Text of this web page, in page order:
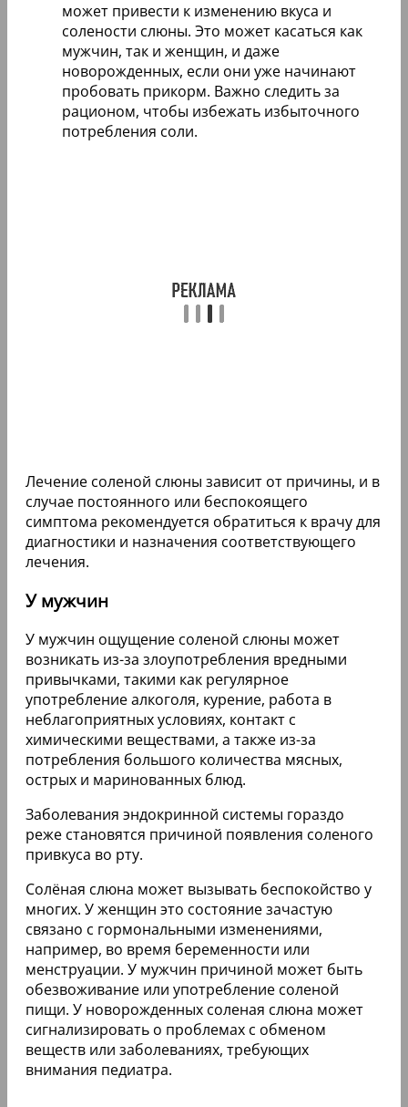
может привести к изменению вкуса и
солености слюны. Это может касаться как
мужчин, так и женщин, и даже
новорожденных, если они уже начинают
пробовать прикорм. Важно следить за
рационом, чтобы избежать избыточного
потребления соли.
Лечение соленой слюны зависит от причины, и в
случае постоянного или беспокоящего
симптома рекомендуется обратиться к врачу для
диагностики и назначения соответствующего
лечения.
У мужчин
У мужчин ощущение соленой слюны может
возникать из-за злоупотребления вредными
привычками, такими как регулярное
употребление алкоголя, курение, работа в
неблагоприятных условиях, контакт с
химическими веществами, а также из-за
потребления большого количества мясных,
острых и маринованных блюд.
Заболевания эндокринной системы гораздо
реже становятся причиной появления соленого
привкуса во рту.
Солёная слюна может вызывать беспокойство у
многих. У женщин это состояние зачастую
связано с гормональными изменениями,
например, во время беременности или
менструации. У мужчин причиной может быть
обезвоживание или употребление соленой
пищи. У новорожденных соленая слюна может
сигнализировать о проблемах с обменом
веществ или заболеваниях, требующих
внимания педиатра.